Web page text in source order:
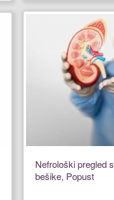
Nefrološki pregled
bešike, Popust